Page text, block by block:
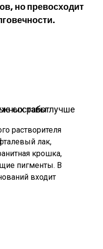
но превосходит
для наружных работ
растворителя
лак,
крошка,
пигменты. В
входит